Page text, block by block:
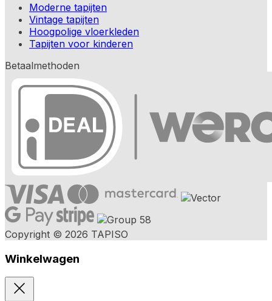
Moderne tapijten
Vintage tapijten
Hoogpolige vloerkleden
Tapijten voor kinderen
Betaalmethoden
Copyright © 2026 TAPISO
Winkelwagen